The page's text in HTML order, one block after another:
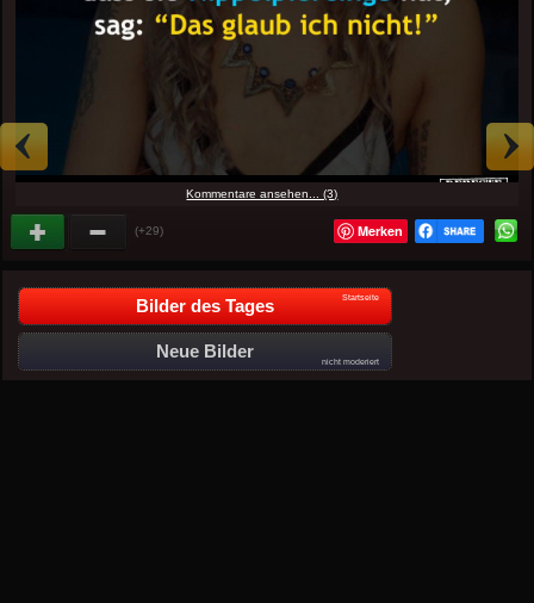
Kommentare ansehen... (3)
(+29) Merken
Bilder des Tages Startseite
Neue Bilder
nicht moderiert